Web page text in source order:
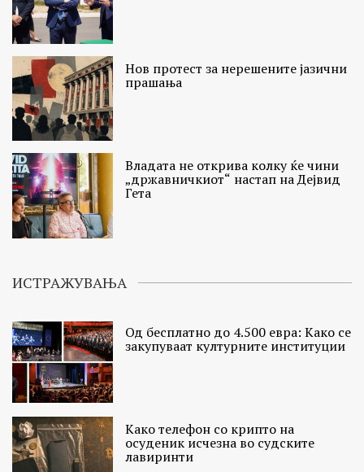
Нов протест за нерешените јазични
прашања
Владата не открива колку ќе чини
„државничкиот“ настап на Дејвид
Гета
ИСТРАЖУВАЊА
Од бесплатно до 4.500 евра: Како се
закупуваат културните институции
Како телефон со крипто на
осуденик исчезна во судските
лавиринти